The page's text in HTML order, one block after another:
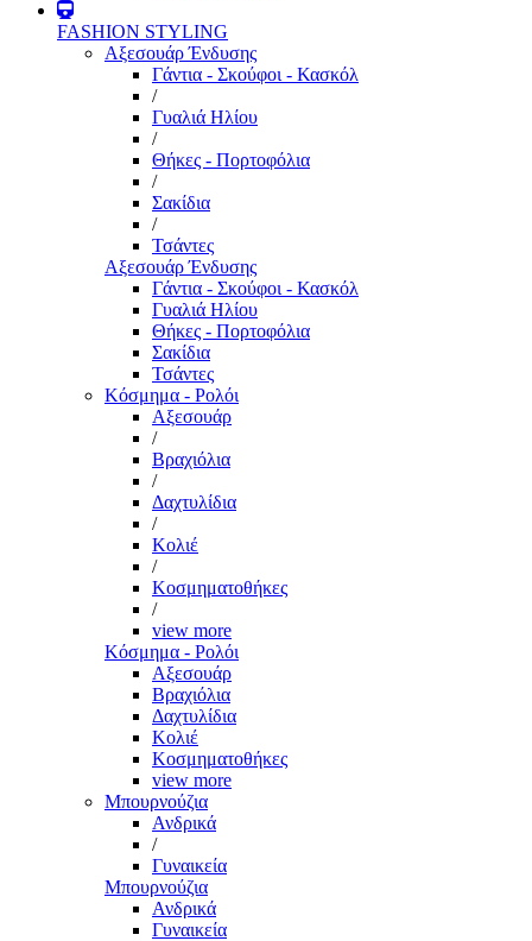
FASHION STYLING
Αξεσουάρ Ένδυσης
Γάντια - Σκούφοι - Κασκόλ
/
Γυαλιά Ηλίου
/
Θήκες - Πορτοφόλια
/
Σακίδια
/
Τσάντες
Αξεσουάρ Ένδυσης
Γάντια - Σκούφοι - Κασκόλ
Γυαλιά Ηλίου
Θήκες - Πορτοφόλια
Σακίδια
Τσάντες
Κόσμημα - Ρολόι
Αξεσουάρ
/
Βραχιόλια
/
Δαχτυλίδια
/
Κολιέ
/
Κοσμηματοθήκες
/
view more
Κόσμημα - Ρολόι
Αξεσουάρ
Βραχιόλια
Δαχτυλίδια
Κολιέ
Κοσμηματοθήκες
view more
Μπουρνούζια
Ανδρικά
/
Γυναικεία
Μπουρνούζια
Ανδρικά
Γυναικεία